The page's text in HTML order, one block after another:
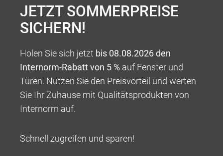
JETZT SOMMERPREISE
SICHERN!
Holen Sie sich jetzt bis 08.08.2026 den
Internorm-Rabatt von 5 % auf Fenster und
Türen. Nutzen Sie den Preisvorteil und werten
Sie Ihr Zuhause mit Qualitätsprodukten von
Internorm auf.
Schnell zugreifen und sparen!